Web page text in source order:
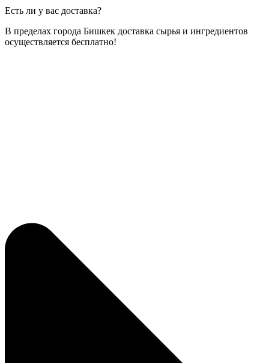
Есть ли у вас доставка?
В пределах города Бишкек доставка сырья и ингредиентов
осуществляется бесплатно!